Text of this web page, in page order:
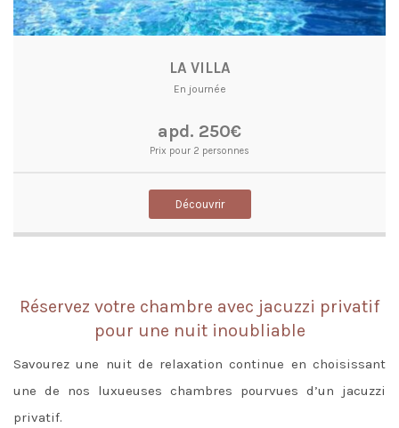
LA VILLA
En journée
apd. 250€
Prix pour 2 personnes
Découvrir
Réservez votre chambre avec jacuzzi privatif
pour une nuit inoubliable
Savourez une nuit de relaxation continue en choisissant
une de nos luxueuses chambres pourvues d’un jacuzzi
privatif.